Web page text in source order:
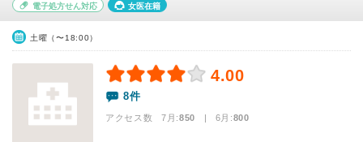
電子処方せん対応 女医在籍
土曜（〜18:00）
4.00
8件
アクセス数 7月:850 | 6月:800